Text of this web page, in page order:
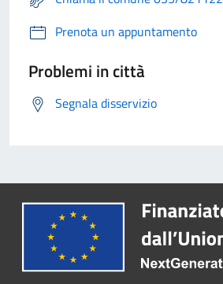
Prenota un appuntamento
Problemi in città
Segnala disservizio